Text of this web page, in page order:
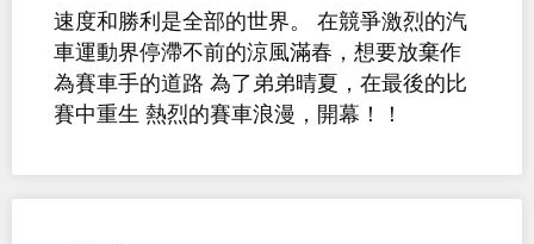
速度和勝利是全部的世界。 在競爭激烈的汽
車運動界停滯不前的涼風滿春，想要放棄作
為賽車手的道路 為了弟弟晴夏，在最後的比
賽中重生 熱烈的賽車浪漫，開幕！！